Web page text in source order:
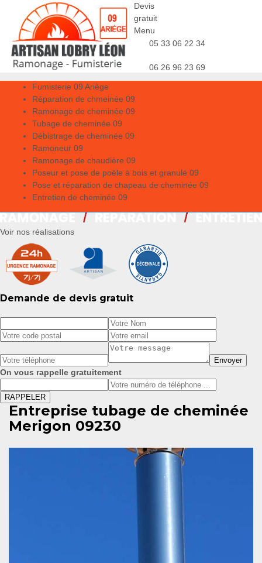
Devis
gratuit
Menu
05 33 06 22 34
06 26 96 23 69
Fumisterie 09 Ariège
Réparation de chmeinée 09
Ramonage de cheminée 09
Tubage de cheminée 09
Débistrage de cheminée 09
Ramoneur 09
Ramonage de chaudière 09
Poseur et pose de poêle à bois et granulé 09
Pose et réparation de chapeau de cheminée 09
Entretien de cheminée 09
Voir nos réalisations
Demande de devis gratuit
On vous rappelle gratuitement
Entreprise tubage de cheminée
Merigon 09230